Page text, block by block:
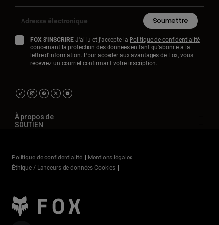
Soumettre
FOX S'INSCRIREJ'ai lu et j'accepte la Politique de confidentialité
concernant la protection des données en tant qu'abonné à la
lettre d'information. Pour accéder aux avantages de Fox, vous
recevrez un courriel confirmant votre inscription.
À propos de
SOUTIEN
Politique de confidentialité
Mentions légales
Éthique / Lanceurs de données Cookies